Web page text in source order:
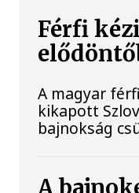
Férfi
A magyar
kikapott
bajnokság